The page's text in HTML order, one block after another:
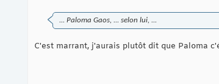
... Paloma Gaos, ... selon lui, ...
C'est marrant, j'aurais plutôt dit que Paloma